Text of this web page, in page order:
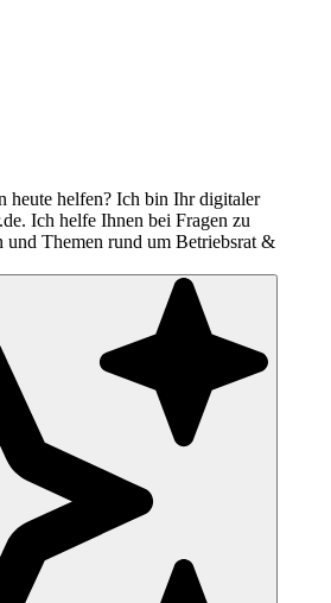
heute helfen? Ich bin Ihr digitaler
Ich helfe Ihnen bei Fragen zu
und Themen rund um Betriebsrat &